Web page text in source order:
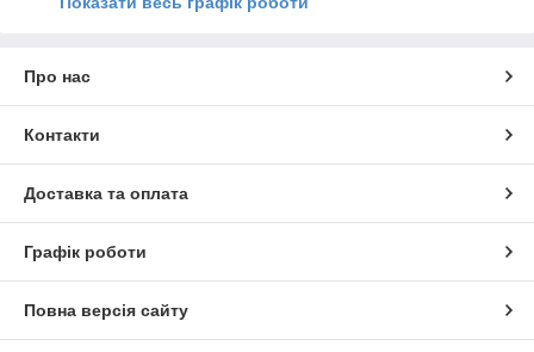
Про нас
Контакти
Доставка та оплата
Графік роботи
Повна версія сайту